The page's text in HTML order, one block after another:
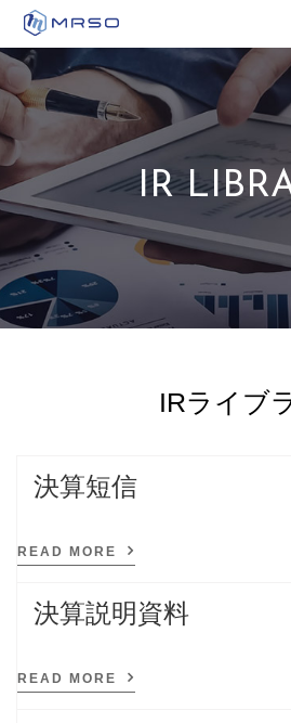
IR
IRライブ
決算短信
READ MORE
決算説明資料
READ MORE